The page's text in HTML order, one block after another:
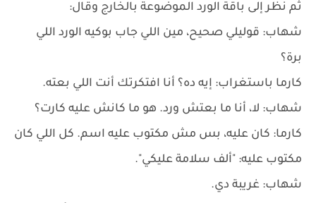
ثم نظر إلى باقة الورد الموضوعة بالخارج وقال:
شهاب: قوليلي صحيح، مين اللي جاب بوكيه الورد اللي
برة؟
كارما باستغراب: إيه ده؟ أنا افتكرتك أنت اللي بعته.
شهاب: لا، أنا ما بعتش ورد. هو ما كانش عليه كارت؟
كارما: كان عليه، بس مش مكتوب عليه اسم. كل اللي كان
مكتوب عليه: "ألف سلامة عليكي".
شهاب: غريبة دي.